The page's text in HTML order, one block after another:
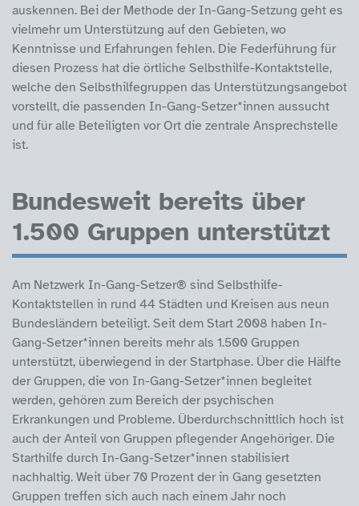
auskennen. Bei der Methode der In-Gang-Setzung geht es
vielmehr um Unterstützung auf den Gebieten, wo
Kenntnisse und Erfahrungen fehlen. Die Federführung für
diesen Prozess hat die örtliche Selbsthilfe-Kontaktstelle,
welche den Selbsthilfegruppen das Unterstützungsangebot
vorstellt, die passenden In-Gang-Setzer*innen aussucht
und für alle Beteiligten vor Ort die zentrale Ansprechstelle
ist.
Bundesweit bereits über
1.500 Gruppen unterstützt
Am Netzwerk In-Gang-Setzer® sind Selbsthilfe-
Kontaktstellen in rund 44 Städten und Kreisen aus neun
Bundesländern beteiligt. Seit dem Start 2008 haben In-
Gang-Setzer*innen bereits mehr als 1.500 Gruppen
unterstützt, überwiegend in der Startphase. Über die Hälfte
der Gruppen, die von In-Gang-Setzer*innen begleitet
werden, gehören zum Bereich der psychischen
Erkrankungen und Probleme. Überdurchschnittlich hoch ist
auch der Anteil von Gruppen pflegender Angehöriger. Die
Starthilfe durch In-Gang-Setzer*innen stabilisiert
nachhaltig. Weit über 70 Prozent der in Gang gesetzten
Gruppen treffen sich auch nach einem Jahr noch